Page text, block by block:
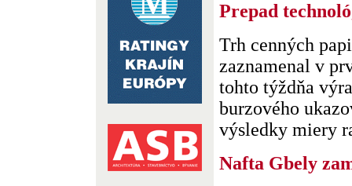
Prepad
Trh cenných
zaznamenal v
tohto týždňa
burzového
výsledky miery
Nafta Gbely